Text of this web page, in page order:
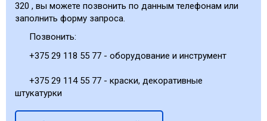
320 , вы можете позвонить по данным телефонам или
заполнить форму запроса.
Позвонить:
+375 29 118 55 77 - оборудование и инструмент
+375 29 114 55 77 - краски, декоративные
штукатурки